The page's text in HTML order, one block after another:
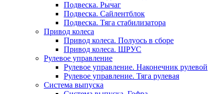
Подвеска. Рычаг
Подвеска. Сайлентблок
Подвеска. Тяга стабилизатора
Привод колеса
Привод колеса. Полуось в сборе
Привод колеса. ШРУС
Рулевое управление
Рулевое управление. Наконечник рулевой
Рулевое управление. Тяга рулевая
Система выпуска